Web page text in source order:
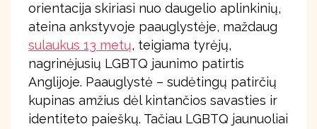
orientacija skiriasi nuo daugelio aplinkinių,
ateina ankstyvoje paauglystėje, maždaug
sulaukus 13 metų, teigiama tyrėjų,
nagrinėjusių LGBTQ jaunimo patirtis
Anglijoje. Paauglystė – sudėtingų patirčių
kupinas amžius dėl kintančios savasties ir
identiteto paieškų. Tačiau LGBTQ jaunuoliai